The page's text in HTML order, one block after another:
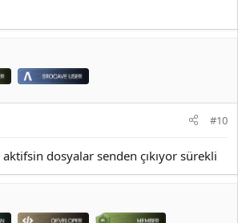
#10
dosyalar senden çıkıyor sürekli